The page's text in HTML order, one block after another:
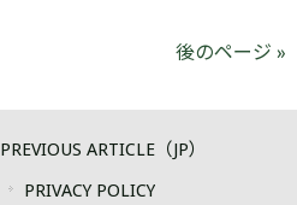
後のページ »
PREVIOUS ARTICLE（JP）
PRIVACY POLICY